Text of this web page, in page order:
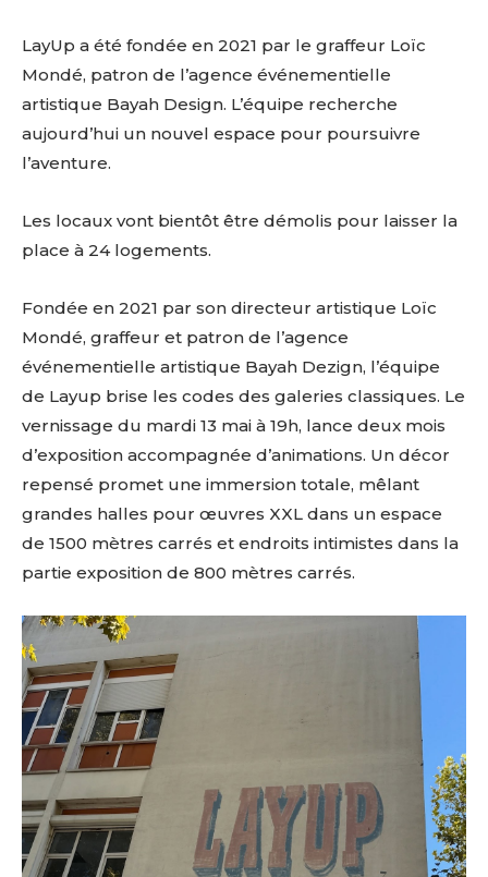
LayUp a été fondée en 2021 par le graffeur Loïc
Mondé, patron de l’agence événementielle
artistique Bayah Design. L’équipe recherche
aujourd’hui un nouvel espace pour poursuivre
l’aventure.
Les locaux vont bientôt être démolis pour laisser la
place à 24 logements.
Fondée en 2021 par son directeur artistique Loïc
Mondé, graffeur et patron de l’agence
événementielle artistique Bayah Dezign, l’équipe
de Layup brise les codes des galeries classiques. Le
vernissage du mardi 13 mai à 19h, lance deux mois
d’exposition accompagnée d’animations. Un décor
repensé promet une immersion totale, mêlant
grandes halles pour œuvres XXL dans un espace
de 1500 mètres carrés et endroits intimistes dans la
partie exposition de 800 mètres carrés.